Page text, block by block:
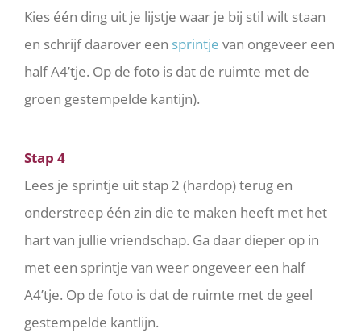
Kies één ding uit je lijstje waar je bij stil wilt staan
en schrijf daarover een sprintje van ongeveer een
half A4’tje. Op de foto is dat de ruimte met de
groen gestempelde kantijn).
Stap 4
Lees je sprintje uit stap 2 (hardop) terug en
onderstreep één zin die te maken heeft met het
hart van jullie vriendschap. Ga daar dieper op in
met een sprintje van weer ongeveer een half
A4’tje. Op de foto is dat de ruimte met de geel
gestempelde kantlijn.